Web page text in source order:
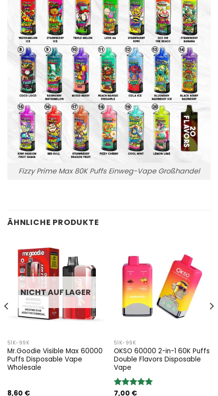
Fizzy Prime Max 80K Puffs Einweg-Vape Großhandel
ÄHNLICHE PRODUKTE
NICHT AUF LAGER
51K-99K
Mr.Goodie Visible Max 60000
Puffs Disposable Vape
Wholesale
8,60 €
51K-99K
OKSO 60000 2-in-1 60K Puffs
Double Flavors Disposable
Vape
Bewertung:
7,00 €